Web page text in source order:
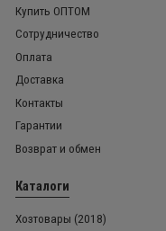
Купить ОПТОМ
Сотрудничество
Оплата
Доставка
Контакты
Гарантии
Возврат и обмен
Каталоги
Хозтовары (2018)